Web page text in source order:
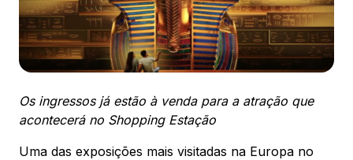
ENDEREÇO
Av. Sete de Setembro, 2775 - Rebouças -
Curitiba, PR - CEP: 80230010
Chamar Uber
Os ingressos já estão à venda para a atração que
acontecerá no Shopping Estação
Uma das exposições mais visitadas na Europa no